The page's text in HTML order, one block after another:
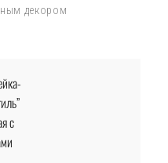
декором